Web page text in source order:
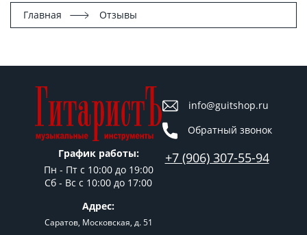
Главная Отзывы
График работы:
Пн - Пт c 10:00 до 19:00
Сб - Вс с 10:00 до 17:00
Адрес:
Саратов, Московская, д. 51
info@guitshop.ru
Обратный звонок
+7 (906) 307-55-94